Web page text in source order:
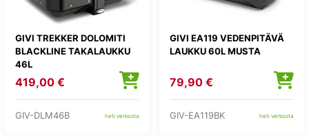
GIVI TREKKER DOLOMITI
BLACKLINE TAKALAUKKU
46L
419,00 €
GIV-DLM46B heti verkosta
GIVI EA119 VEDENPITÄVÄ
LAUKKU 60L MUSTA
79,90 €
GIV-EA119BK heti verkosta